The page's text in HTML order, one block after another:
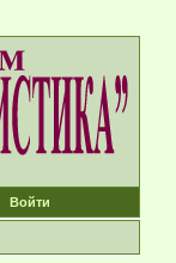
Войти